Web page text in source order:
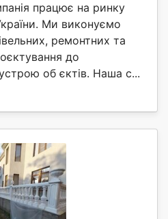
працює на ринку
Ми виконуємо
ремонтних та
до
об єктів. Наша с...